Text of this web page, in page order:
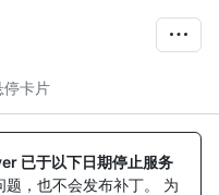
停卡片
已于以下日期停止服务
题，也不会发布补丁。 为